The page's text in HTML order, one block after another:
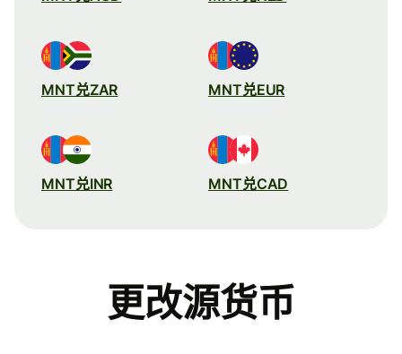
MNT兑ZAR MNT兑EUR
MNT兑INR MNT兑CAD
更改源货币